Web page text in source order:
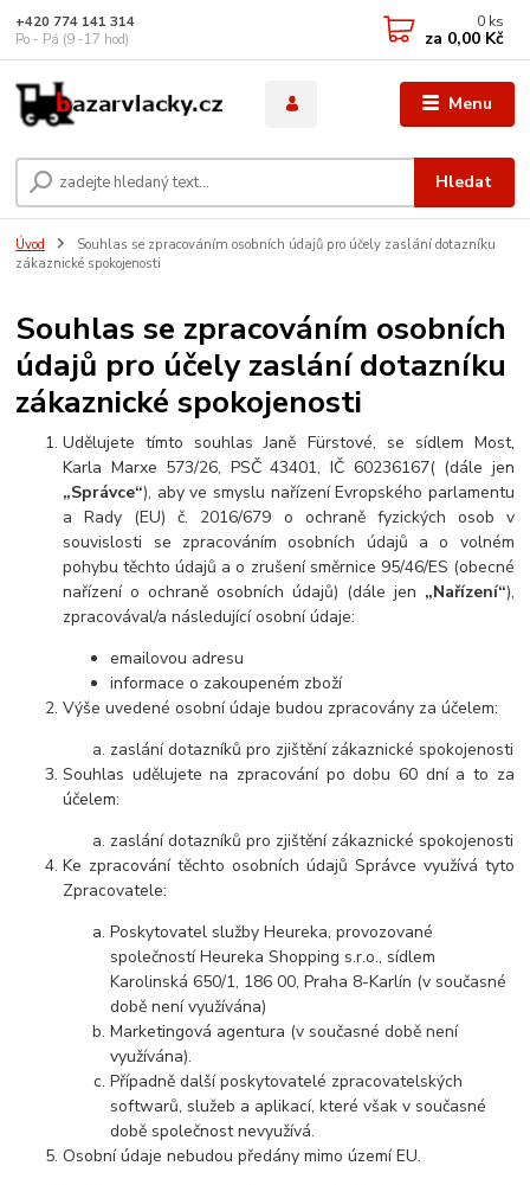
Menu
Hledat
+420 774 141 314
Po - Pá (9 -17 hod)
0 ks
za 0,00 Kč
Úvod
Souhlas se zpracováním osobních údajů pro účely zaslání dotazníku
zákaznické spokojenosti
Souhlas se zpracováním osobních
údajů pro účely zaslání dotazníku
zákaznické spokojenosti
Udělujete tímto souhlas Janě Fürstové, se sídlem Most,
Karla Marxe 573/26, PSČ 43401, IČ 60236167( (dále jen
„Správce“), aby ve smyslu nařízení Evropského parlamentu
a Rady (EU) č. 2016/679 o ochraně fyzických osob v
souvislosti se zpracováním osobních údajů a o volném
pohybu těchto údajů a o zrušení směrnice 95/46/ES (obecné
nařízení o ochraně osobních údajů) (dále jen „Nařízení“),
zpracovával/a následující osobní údaje:
emailovou adresu
informace o zakoupeném zboží
Výše uvedené osobní údaje budou zpracovány za účelem:
zaslání dotazníků pro zjištění zákaznické spokojenosti
Souhlas udělujete na zpracování po dobu 60 dní a to za
účelem:
zaslání dotazníků pro zjištění zákaznické spokojenosti
Ke zpracování těchto osobních údajů Správce využívá tyto
Zpracovatele:
Poskytovatel služby Heureka, provozované
společností Heureka Shopping s.r.o., sídlem
Karolinská 650/1, 186 00, Praha 8-Karlín (v současné
době není využívána)
Marketingová agentura (v současné době není
využívána).
Případně další poskytovatelé zpracovatelských
softwarů, služeb a aplikací, které však v současné
době společnost nevyužívá.
Osobní údaje nebudou předány mimo území EU.